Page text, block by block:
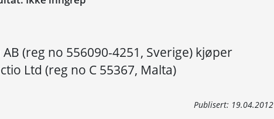
AB (reg no 556090-4251, Sverige) kjøper
Ltd (reg no C 55367, Malta)
Publisert: 19.04.2012